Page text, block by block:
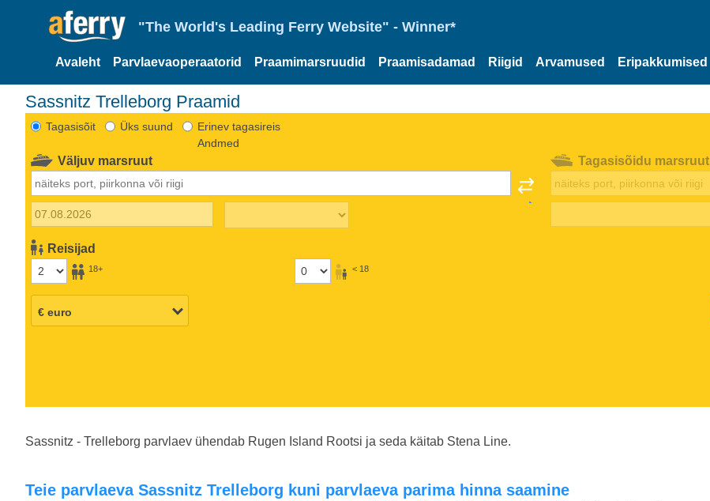
"The World's Leading Ferry Website" - Winner*
Avaleht Parvlaevaoperaatorid Praamimarsruudid Praamisadamad Riigid Arvamused Eripakkumised
Sassnitz Trelleborg Praamid
Tagasisõit Üks suund
Erinev tagasireis
Andmed
Väljuv marsruut
Reisijad
18+ < 18
Tagasisõidu marsruut
Sassnitz - Trelleborg parvlaev ühendab Rugen Island Rootsi ja seda käitab Stena Line.
Teie parvlaeva Sassnitz Trelleborg kuni parvlaeva parima hinna saamine